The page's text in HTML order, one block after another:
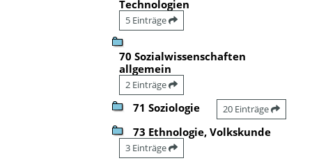
Technologien
5 Einträge
70 Sozialwissenschaften
allgemein
2 Einträge
71 Soziologie 20 Einträge
73 Ethnologie, Volkskunde
3 Einträge